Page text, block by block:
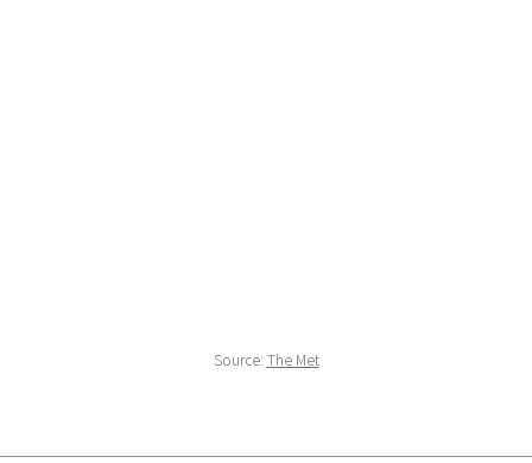
Source: The Met